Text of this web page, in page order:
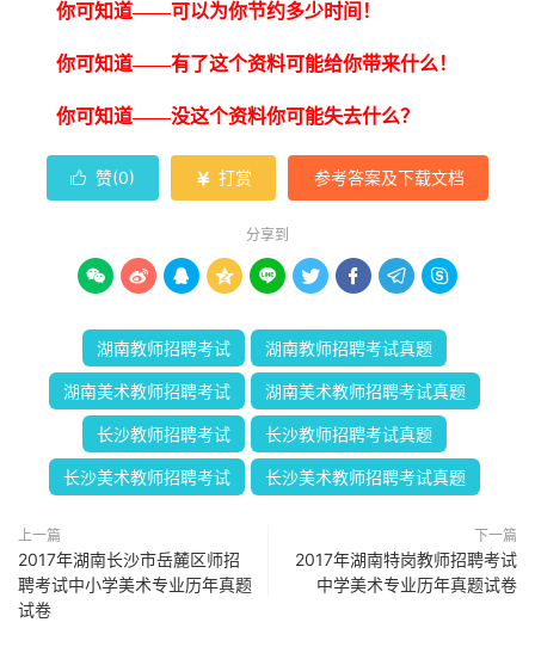
你可知道——可以为你节约多少时间！
你可知道——有了这个资料可能给你带来什么！
你可知道——没这个资料你可能失去什么？
 赞(0)  打赏 参考答案及下载文档
分享到
        
湖南教师招聘考试 湖南教师招聘考试真题
湖南美术教师招聘考试 湖南美术教师招聘考试真题
长沙教师招聘考试 长沙教师招聘考试真题
长沙美术教师招聘考试 长沙美术教师招聘考试真题
上一篇
2017年湖南长沙市岳麓区师招
聘考试中小学美术专业历年真题
试卷
下一篇
2017年湖南特岗教师招聘考试
中学美术专业历年真题试卷